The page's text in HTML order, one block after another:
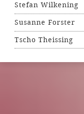
Stefan Wilkening
Susanne Forster
Tscho Theissing